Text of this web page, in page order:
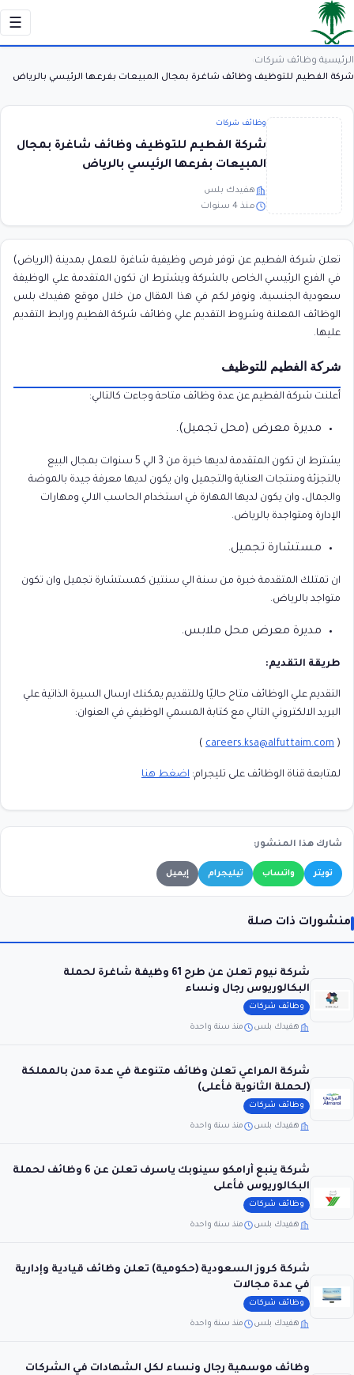
☰
الرئيسية وظائف شركات
شركة الفطيم للتوظيف وظائف شاغرة بمجال المبيعات بفرعها الرئيسي بالرياض
وظائف شركات
شركة الفطيم للتوظيف وظائف شاغرة بمجال
المبيعات بفرعها الرئيسي بالرياض
هفيدك بلس
منذ 4 سنوات
تعلن شركة الفطيم عن توفر فرص وظيفية شاغرة للعمل بمدينة (الرياض)
في الفرع الرئيسي الخاص بالشركة ويشترط ان تكون المتقدمة علي الوظيفة
سعودية الجنسية، ونوفر لكم في هذا المقال من خلال موقع هفيدك بلس
الوظائف المعلنة وشروط التقديم علي وظائف شركة الفطيم ورابط التقديم
عليها.
شركة الفطيم للتوظيف
أعلنت شركة الفطيم عن عدة وظائف متاحة وجاءت كالتالي:
مديرة معرض (محل تجميل).
يشترط ان تكون المتقدمة لديها خبرة من 3 الي 5 سنوات بمجال البيع
بالتجزئة ومنتجات العناية والتجميل وان يكون لديها معرفة جيدة بالموضة
والجمال، وان يكون لديها المهارة في استخدام الحاسب الالي ومهارات
الإدارة ومتواجدة بالرياض.
مستشارة تجميل.
ان تمتلك المتقدمة خبرة من سنة الي سنتين كمستشارة تجميل وان تكون
متواجد بالرياض.
مديرة معرض محل ملابس.
طريقة التقديم:
التقديم علي الوظائف متاح حاليًا وللتقديم يمكنك ارسال السيرة الذاتية علي
البريد الالكتروني التالي مع كتابة المسمي الوظيفي في العنوان:
(
careers.ksa@alfuttaim.com
)
لمتابعة قناة الوظائف على تليجرام: اضغط هنا
شارك هذا المنشور:
تويتر واتساب تيليجرام إيميل
منشورات ذات صلة
شركة نيوم تعلن عن طرح 61 وظيفة شاغرة لحملة
البكالوريوس رجال ونساء
وظائف شركات
هفيدك بلس منذ سنة واحدة
شركة المراعي تعلن وظائف متنوعة في عدة مدن بالمملكة
(لحملة الثانوية فأعلى)
وظائف شركات
هفيدك بلس منذ سنة واحدة
شركة ينبع أرامكو سينوبك ياسرف تعلن عن 6 وظائف لحملة
البكالوريوس فأعلى
وظائف شركات
هفيدك بلس منذ سنة واحدة
شركة كروز السعودية (حكومية) تعلن وظائف قيادية وإدارية
في عدة مجالات
وظائف شركات
هفيدك بلس منذ سنة واحدة
وظائف موسمية رجال ونساء لكل الشهادات في الشركات